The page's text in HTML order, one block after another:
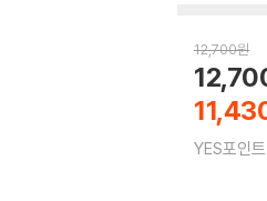
12,700원
YES포인트